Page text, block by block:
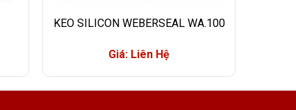
KEO SILICON WEBERSEAL WA.100
Giá: Liên Hệ